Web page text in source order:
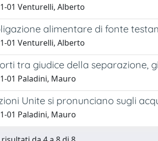
01 Venturelli, Alberto
alimentare di fonte
01 Venturelli, Alberto
tra giudice della separazione,
01 Paladini, Mauro
Unite si pronunciano sugli
01 Paladini, Mauro